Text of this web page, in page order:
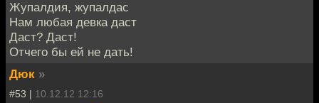
Жупалдия, жупалдас
Нам любая девка даст
Даст? Даст!
Отчего бы ей не дать!
Дюк »
#53 | 10.12.12 12:16